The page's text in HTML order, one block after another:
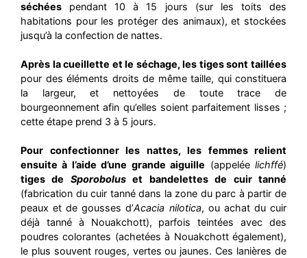
séchées pendant 10 à 15 jours (sur les toits des
habitations pour les protéger des animaux), et stockées
jusqu’à la confection de nattes.
Après la cueillette et le séchage, les tiges sont taillées
pour des éléments droits de même taille, qui constituera
la largeur, et nettoyées de toute trace de
bourgeonnement afin qu’elles soient parfaitement lisses ;
cette étape prend 3 à 5 jours.
Pour confectionner les nattes, les femmes relient
ensuite à l’aide d’une grande aiguille (appeléelichffé)
tiges de Sporoboluset bandelettes de cuir tanné
(fabrication du cuir tanné dans la zone du parc à partir de
peaux et de gousses d’Acacia nilotica, ou achat du cuir
déjà tanné à Nouakchott), parfois teintées avec des
poudres colorantes (achetées à Nouakchott également),
le plus souvent rouges, vertes ou jaunes. Ces lanières de